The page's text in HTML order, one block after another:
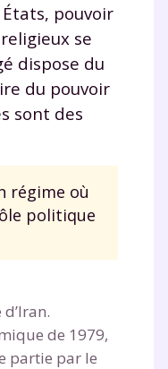
pouvoir
se
dispose du
du pouvoir
sont des
régime où
politique
de 1979,
partie par le